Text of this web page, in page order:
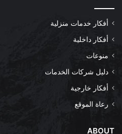
أفكار خدمات منزلية
أفكار داخلية
منوعات
دليل شركات الخدمات
أفكار خارجية
رعاة الموقع
ABOUT